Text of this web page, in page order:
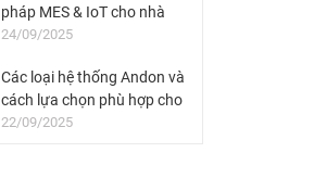
pháp MES & IoT cho nhà
máy FDI tại Việt Nam
24/09/2025
Các loại hệ thống Andon và
cách lựa chọn phù hợp cho
nhà máy
22/09/2025